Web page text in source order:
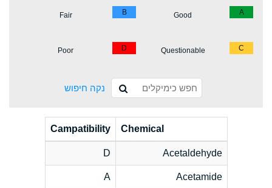
A
Good
B
Fair
C
Questionable
D
Poor
נקה חיפוש
Chemical
Campatibility
Acetaldehyde
D
Acetamide
A